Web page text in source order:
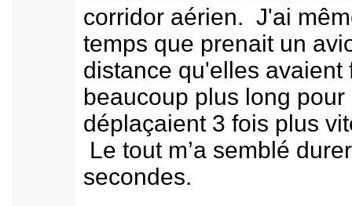
corridor aérien. J'ai
temps que prenait un
distance qu'elles
beaucoup plus long
déplaçaient 3 fois plus
Le tout m’a semblé
secondes.